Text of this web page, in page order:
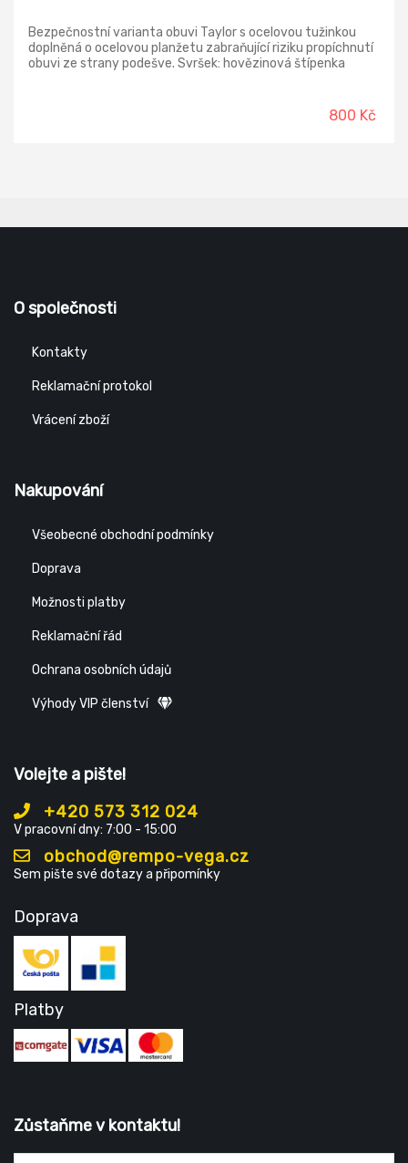
Bezpečnostní varianta obuvi Taylor s ocelovou tužinkou
doplněná o ocelovou planžetu zabraňující riziku propíchnutí
obuvi ze strany podešve. Svršek: hovězinová štípenka
800 Kč
O společnosti
Kontakty
Reklamační protokol
Vrácení zboží
Nakupování
Všeobecné obchodní podmínky
Doprava
Možnosti platby
Reklamační řád
Ochrana osobních údajů
Výhody VIP členství
Volejte a pište!
+420 573 312 024
V pracovní dny: 7:00 - 15:00
obchod@rempo-vega.cz
Sem pište své dotazy a připomínky
Doprava
Platby
Zůstaňme v kontaktu!